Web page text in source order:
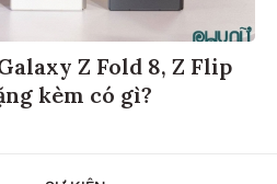
Z Fold 8, Z Flip
kèm có gì?